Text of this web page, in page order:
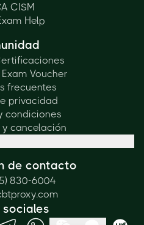
CISM
Help
Voucher
frecuentes
privacidad
condiciones
y cancelación
de contacto
830-6004
sociales